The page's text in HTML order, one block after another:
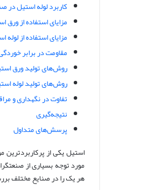
کاربرد لوله استیل در
مزایای استفاده از ورق
مزایای استفاده از لوله
مقاومت در برابر
روش‌های تولید ورق
روش‌های تولید لوله
تفاوت در نگهداری و
نتیجه‌گیری
پرسش‌های متداول
استیل یکی از
مورد توجه بسیاری از
هر یک را در صنایع مختلف